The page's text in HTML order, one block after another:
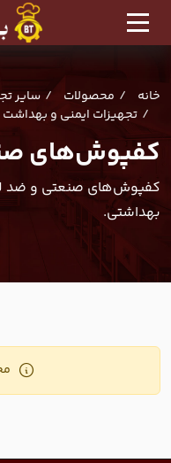
خانه محصولات
سایر
تجهیزات ایمنی و بهداشت
کفپوش‌های
کفپوش‌های صنعتی و ضد
بهداشتی.